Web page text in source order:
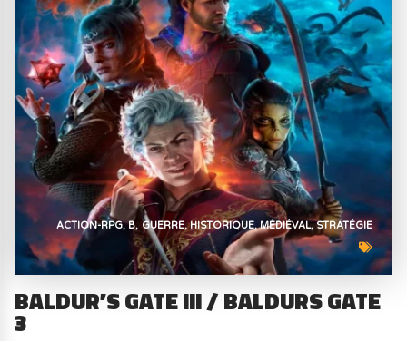
ACTION-RPG B GUERRE HISTORIQUE MÉDIÉVAL STRATÉGIE
BALDUR’S GATE III / BALDURS GATE
3